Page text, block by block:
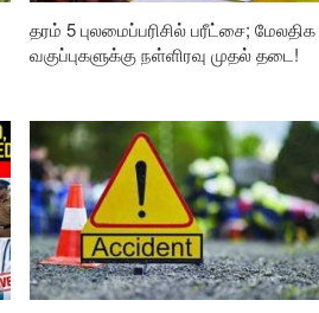
தரம் 5 புலமைப்பரிசில் பரீட்சை; மேலதிக
வகுப்புகளுக்கு நள்ளிரவு முதல் தடை!